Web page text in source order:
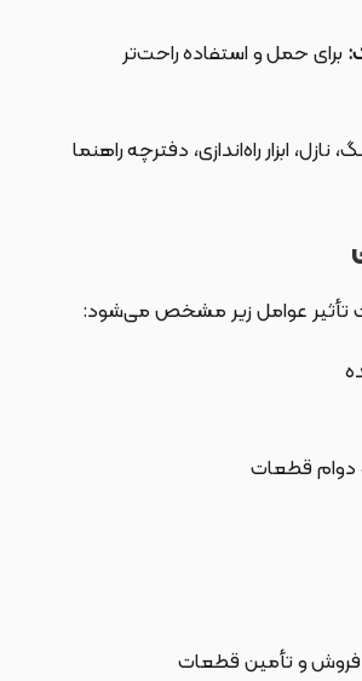
برای حمل و استفاده راحت‌تر
نازل، ابزار راه‌اندازی، دفترچه راهنما
تأثیر عوامل زیر مشخص می‌شود:
قطعات
فروش و تأمین قطعات